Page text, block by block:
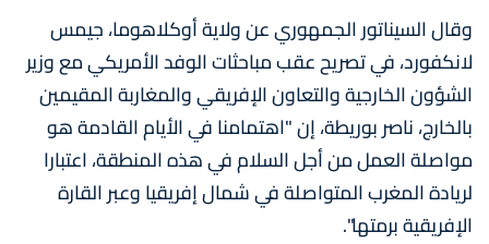
وقال السيناتور الجمهوري عن ولاية أوكلاهوما، جيمس
لانكفورد، في تصريح عقب مباحثات الوفد الأمريكي مع وزير
الشؤون الخارجية والتعاون الإفريقي والمغاربة المقيمين
بالخارج، ناصر بوريطة، إن "اهتمامنا في الأيام القادمة هو
مواصلة العمل من أجل السلام في هذه المنطقة، اعتبارا
لريادة المغرب المتواصلة في شمال إفريقيا وعبر القارة
الإفريقية برمتها".